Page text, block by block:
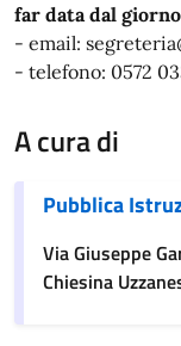
far data dal
- email:
- telefono: 0572
A cura di
Pubblica
Via Giuseppe
Chiesina